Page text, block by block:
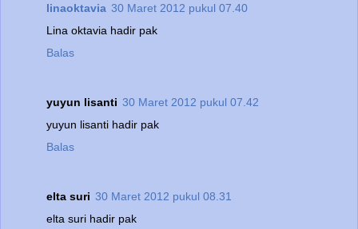
linaoktavia 30 Maret 2012 pukul 07.40
Lina oktavia hadir pak
Balas
yuyun lisanti 30 Maret 2012 pukul 07.42
yuyun lisanti hadir pak
Balas
elta suri 30 Maret 2012 pukul 08.31
elta suri hadir pak